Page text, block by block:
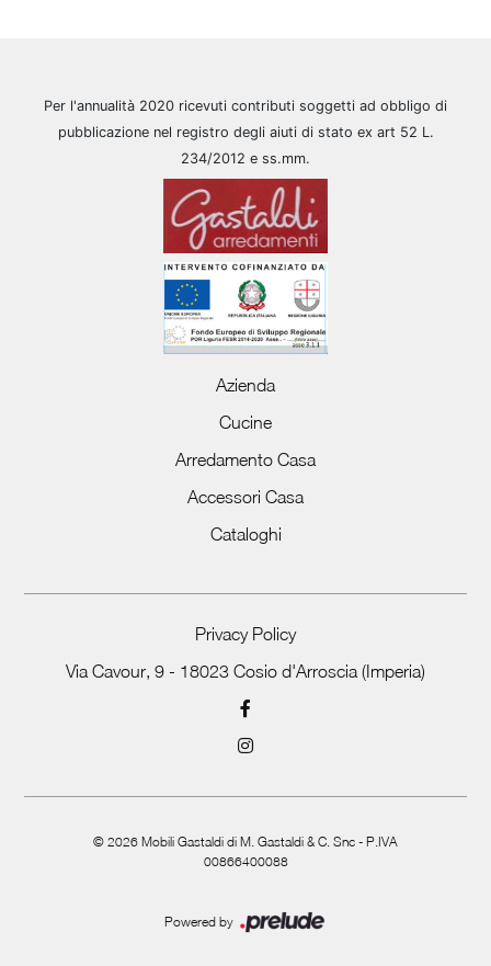
Per l'annualità 2020 ricevuti contributi soggetti ad obbligo di
pubblicazione nel registro degli aiuti di stato ex art 52 L.
234/2012 e ss.mm.
Azienda
Cucine
Arredamento Casa
Accessori Casa
Cataloghi
Privacy Policy
Via Cavour, 9 - 18023 Cosio d'Arroscia (Imperia)
© 2026 Mobili Gastaldi di M. Gastaldi & C. Snc - P.IVA
00866400088
Powered by